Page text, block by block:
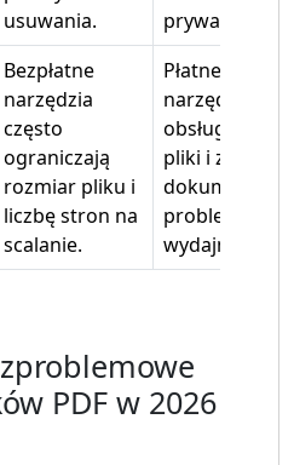
usuwania.
prywatności.
Bezpłatne
narzędzia
często
ograniczają
rozmiar pliku i
liczbę stron na
scalanie.
Płatne
narzędzia
obsługują
pliki i złożone
dokumenty
problemów z
wydajnością.
PDF w 2026